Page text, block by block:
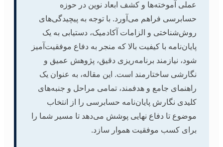
عملی آموخته‌ها و کشف ابعاد نوین در حوزه
حسابرسی فراهم می‌آورد. با توجه به پیچیدگی‌های
روش‌شناختی و الزامات آکادمیک، دستیابی به یک
پایان‌نامه با کیفیت بالا که منجر به دفاع موفقیت‌آمیز
شود، نیازمند برنامه‌ریزی دقیق، پژوهش عمیق و
نگارشی ساختارمند است. این مقاله، به عنوان یک
راهنمای جامع و هدفمند، تمامی مراحل و جنبه‌های
کلیدی نگارش پایان‌نامه حسابرسی را از انتخاب
موضوع تا دفاع نهایی پوشش می‌دهد تا مسیر شما را
برای کسب موفقیت هموار سازد.